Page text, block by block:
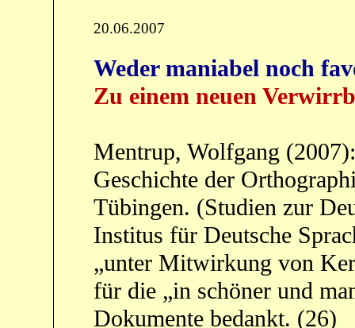
20.06.2007
Weder maniabel noch
Zu einem neuen
Mentrup, Wolfgang
Geschichte der
Tübingen. (Studien zur
Institus für Deutsche
„unter Mitwirkung von
für die „in schöner und
Dokumente bedankt. (26)